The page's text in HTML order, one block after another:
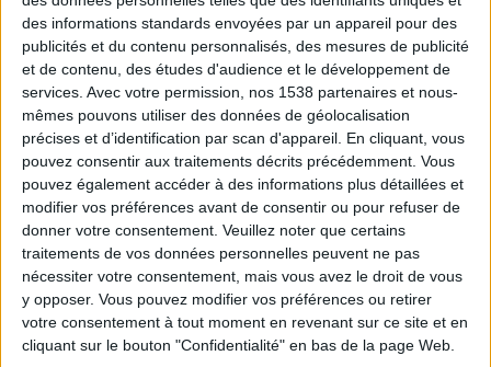
des informations standards envoyées par un appareil pour des
publicités et du contenu personnalisés, des mesures de publicité
et de contenu, des études d'audience et le développement de
services. Avec votre permission, nos 1538 partenaires et nous-
mêmes pouvons utiliser des données de géolocalisation
précises et d’identification par scan d'appareil. En cliquant, vous
pouvez consentir aux traitements décrits précédemment. Vous
pouvez également accéder à des informations plus détaillées et
modifier vos préférences avant de consentir ou pour refuser de
donner votre consentement. Veuillez noter que certains
traitements de vos données personnelles peuvent ne pas
nécessiter votre consentement, mais vous avez le droit de vous
y opposer. Vous pouvez modifier vos préférences ou retirer
votre consentement à tout moment en revenant sur ce site et en
cliquant sur le bouton "Confidentialité" en bas de la page Web.
expliqués par le créateur du programme
Savoir Maigrir.
La règle N°1 pour maigrir : le déficit calorique